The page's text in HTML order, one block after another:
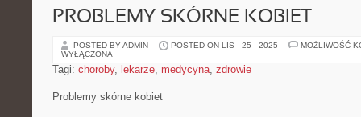
PROBLEMY SKÓRNE KOBIET
POSTED BY ADMIN POSTED ON LIS - 25 - 2025
MOŻLIWOŚĆ
WYŁĄCZONA
Tagi: choroby, lekarze, medycyna, zdrowie
Problemy skórne kobiet